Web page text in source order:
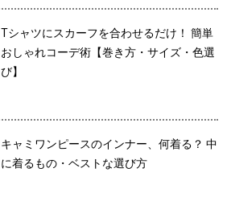
Tシャツにスカーフを合わせるだけ！ 簡単
おしゃれコーデ術【巻き方・サイズ・色選
び】
キャミワンピースのインナー、何着る？ 中
に着るもの・ベストな選び方